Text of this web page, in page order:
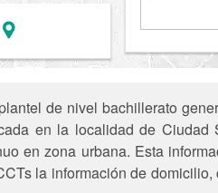
de nivel bachillerato
en la localidad de
en zona urbana. Esta
la información de